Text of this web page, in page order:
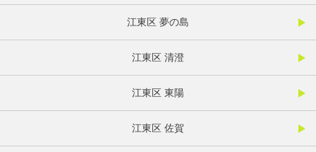
江東区 夢の島
江東区 清澄
江東区 東陽
江東区 佐賀